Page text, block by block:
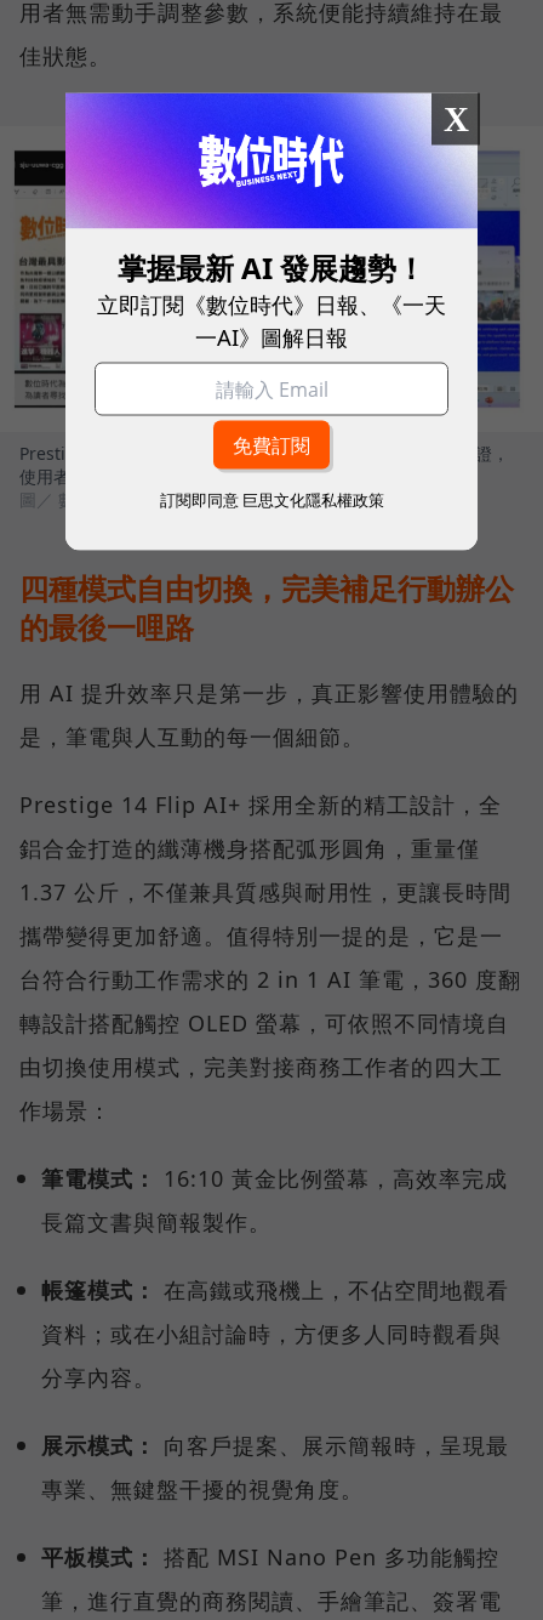
用者無需動手調整參數，系統便能持續維持在最
佳狀態。
Prestige 14 Flip AI+完美符合 Windows Copilot+ PC 架構認證，
使用者可解鎖多項雲端無法執行的關鍵功能
圖／ 數位時代
四種模式自由切換，完美補足行動辦公
的最後一哩路
用 AI 提升效率只是第一步，真正影響使用體驗的
是，筆電與人互動的每一個細節。
Prestige 14 Flip AI+ 採用全新的精工設計，全
鋁合金打造的纖薄機身搭配弧形圓角，重量僅
1.37 公斤，不僅兼具質感與耐用性，更讓長時間
攜帶變得更加舒適。值得特別一提的是，它是一
台符合行動工作需求的 2 in 1 AI 筆電，360 度翻
轉設計搭配觸控 OLED 螢幕，可依照不同情境自
由切換使用模式，完美對接商務工作者的四大工
作場景：
筆電模式：
16:10 黃金比例螢幕，高效率完成
長篇文書與簡報製作。
帳篷模式： 在高鐵或飛機上，不佔空間地觀看
資料；或在小組討論時，方便多人同時觀看與
分享內容。
展示模式：
向客戶提案、展示簡報時，呈現最
專業、無鍵盤干擾的視覺角度。
平板模式： 搭配 MSI Nano Pen 多功能觸控
筆，進行直覺的商務閱讀、手繪筆記、簽署電
X
掌握最新 AI 發展趨勢！
立即訂閱《數位時代》日報、《一天
一AI》圖解日報
訂閱即同意 巨思文化隱私權政策